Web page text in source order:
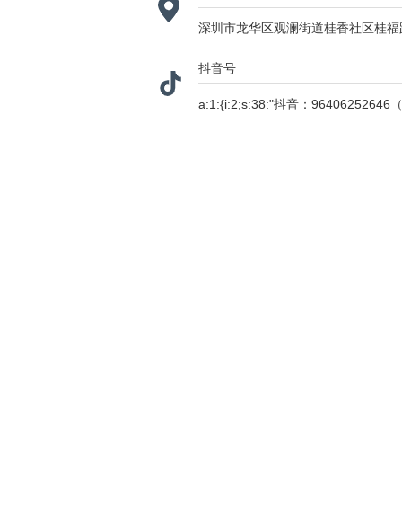
深圳市龙华区观澜街道桂香社区桂
抖音号
a:1:{i:2;s:38:"抖音：96406252646